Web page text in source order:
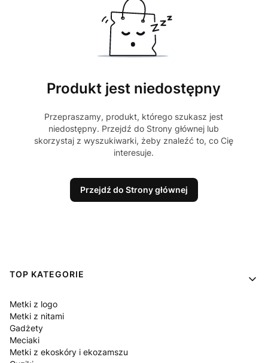
Produkt jest niedostępny
Przepraszamy, produkt, którego szukasz jest
niedostępny. Przejdź do Strony głównej lub
skorzystaj z wyszukiwarki, żeby znaleźć to, co Cię
interesuje.
Przejdź do Strony głównej
Linki w stopce
TOP KATEGORIE
Metki z logo
Metki z nitami
Gadżety
Meciaki
Metki z ekoskóry i ekozamszu